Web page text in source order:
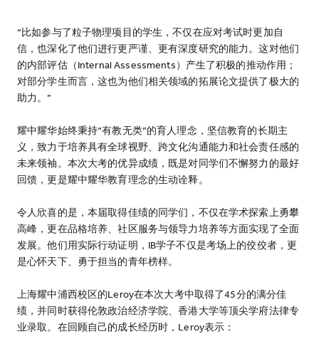
“比如参与了粒子物理项目的学生，不仅在应对考试时更加自
信，也深化了他们进行更严谨、更有深度研究的能力。这对他们
的内部评估（Internal Assessments）产生了积极的推动作用；
对部分学生而言，这也为他们相关领域的拓展论文提供了极大的
助力。”
耀中耀华始终秉持“有教无类”的育人理念，坚信教育的长期主
义，致力于培养具有全球视野、跨文化沟通能力和社会责任感的
未来领袖。本次大考的优异成绩，既是对同学们不懈努力的最好
回馈，更是耀中耀华教育理念的生动诠释。
令人欣喜的是，本届取得佳绩的同学们，不仅在学术探索上勇攀
高峰，更在品格培养、社区服务与领导力培养等方面实现了全面
发展。他们用实际行动证明，IB学子不仅是考场上的佼佼者，更
是心怀天下、勇于担当的青年榜样。
上海耀中浦西校区的Leroy在本次大考中取得了45分的满分佳
绩，并同时获得伦敦政治经济学院、香港大学等顶尖学府法律专
业录取。在回顾自己的成长经历时，Leroy表示：